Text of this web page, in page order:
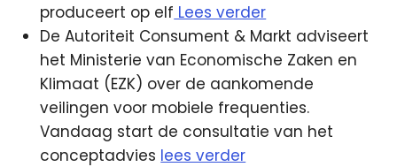
produceert op elf Lees verder
De Autoriteit Consument & Markt adviseert
het Ministerie van Economische Zaken en
Klimaat (EZK) over de aankomende
veilingen voor mobiele frequenties.
Vandaag start de consultatie van het
conceptadvies lees verder